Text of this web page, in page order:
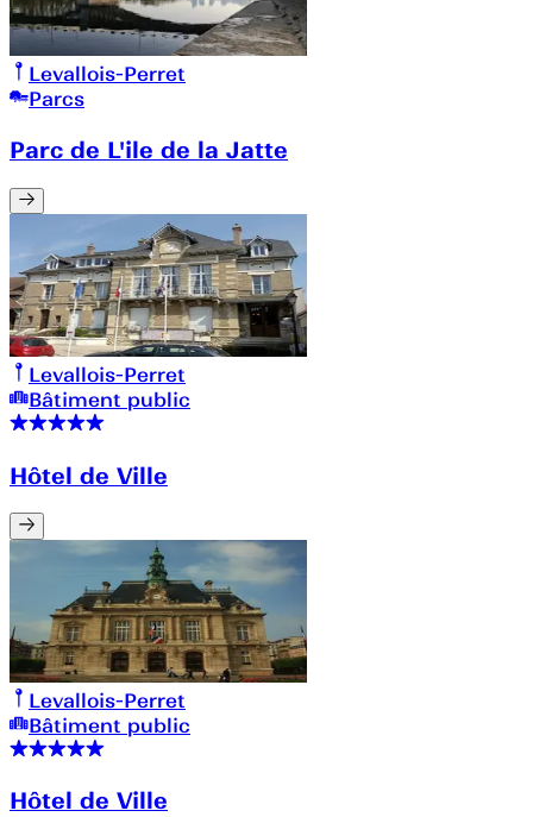
Levallois-Perret
Parcs
Parc de L'ile de la Jatte
Levallois-Perret
Bâtiment public
Hôtel de Ville
Levallois-Perret
Bâtiment public
Hôtel de Ville